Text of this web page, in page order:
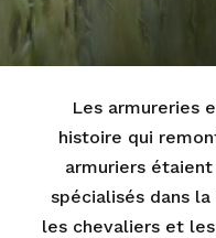
Les armureries
histoire qui
armuriers
spécialisés dans
les chevaliers et